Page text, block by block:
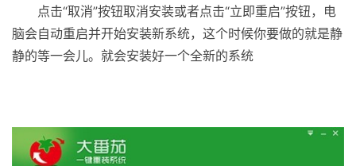
点击“取消”按钮取消安装或者点击“立即重启”按钮，电
脑会自动重启并开始安装新系统，这个时候你要做的就是静
静的等一会儿。就会安装好一个全新的系统